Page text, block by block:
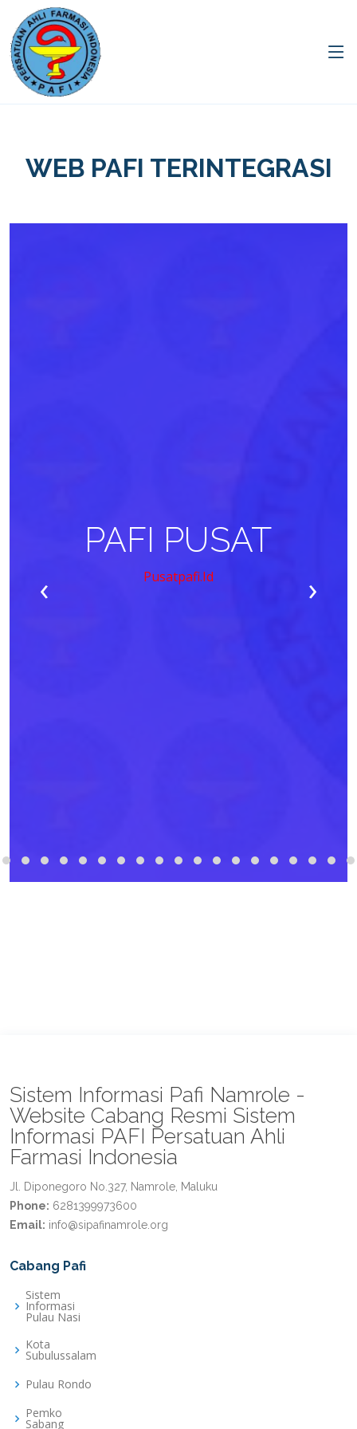
WEB PAFI TERINTEGRASI
PAFI PUSAT
Pusatpafi.id
‹ ›
Sistem Informasi Pafi Namrole -
Website Cabang Resmi Sistem
Informasi PAFI Persatuan Ahli
Farmasi Indonesia
Jl. Diponegoro No.327, Namrole, Maluku
Phone: 6281399973600
Email: info@sipafinamrole.org
Cabang Pafi
Sistem
Informasi
Pulau Nasi
Kota
Subulussalam
Pulau Rondo
Pemko
Sabang